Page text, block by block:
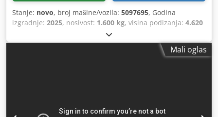
Stanje: novo, broj mašine/vozila: 5097695, Godina
izgradnje: 2025, nosivost: 1.600 kg, visina podizanja: 4.620
1.400 mm
mm, vrsta goriva:električni, vrsta jarbola:triplex,
, napon baterije:25,6 V
Mali oglas